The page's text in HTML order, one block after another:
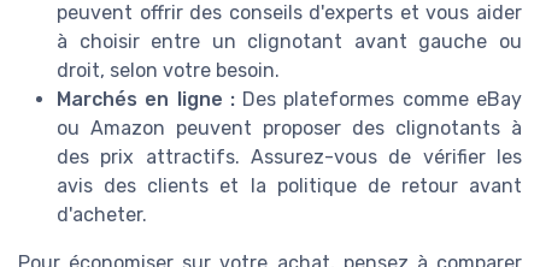
peuvent offrir des conseils d'experts et vous aider
à choisir entre un clignotant avant gauche ou
droit, selon votre besoin.
Marchés en ligne :Des plateformes comme eBay
ou Amazon peuvent proposer des clignotants à
des prix attractifs. Assurez-vous de vérifier les
avis des clients et la politique de retour avant
d'acheter.